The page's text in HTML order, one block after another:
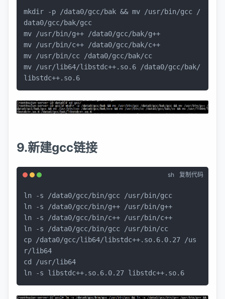
mkdir -p /data0/gcc/bak && mv /usr/bin/gcc /
mv
mv
mv
mv /usr/lib64/libstdc++.so.6 /data0/gcc/bak/
libstdc++.so.6
9.新建gcc链接
sh 复制代码
ln
ln
ln
ln
cp /data0/gcc/lib64/libstdc++.so.6.0.27 /us
cd
ln -s libstdc++.so.6.0.27 libstdc++.so.6